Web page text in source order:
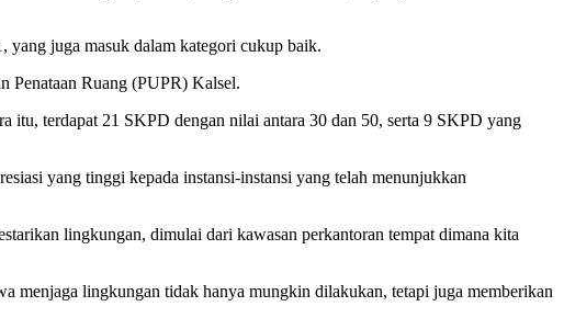
yang juga masuk dalam kategori cukup baik.
Penataan Ruang (PUPR) Kalsel.
itu, terdapat 21 SKPD dengan nilai antara 30 dan 50, serta 9 SKPD yang
yang tinggi kepada instansi-instansi yang telah menunjukkan
lingkungan, dimulai dari kawasan perkantoran tempat dimana kita
menjaga lingkungan tidak hanya mungkin dilakukan, tetapi juga memberikan